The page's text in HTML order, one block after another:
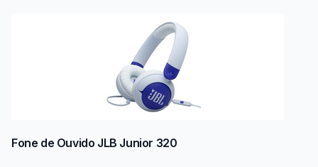
Fone de Ouvido JLB Junior 320